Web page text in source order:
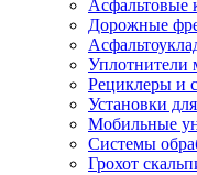
Асфальтовые
Дорожные
Уплотнители
Рециклеры и
Установки
Мобильные
Системы
Грохот